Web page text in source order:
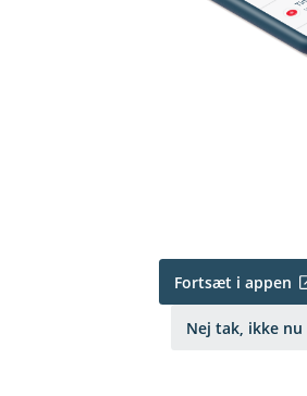
Fortsæt i appen
Nej tak, ikke nu